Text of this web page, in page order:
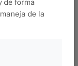
de forma
de la